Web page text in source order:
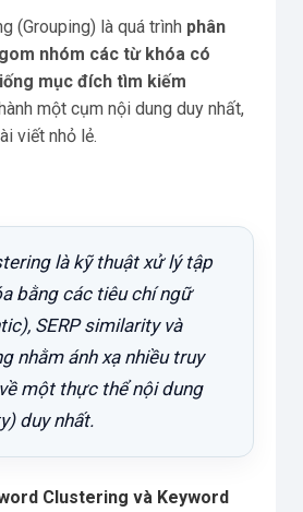
(Grouping) là quá trình phân
nhóm các từ khóa có
mục đích tìm kiếm
một cụm nội dung duy nhất,
viết nhỏ lẻ.
là kỹ thuật xử lý tập
bằng các tiêu chí ngữ
SERP similarity và
nhằm ánh xạ nhiều truy
một thực thể nội dung
duy nhất.
Clustering và Keyword